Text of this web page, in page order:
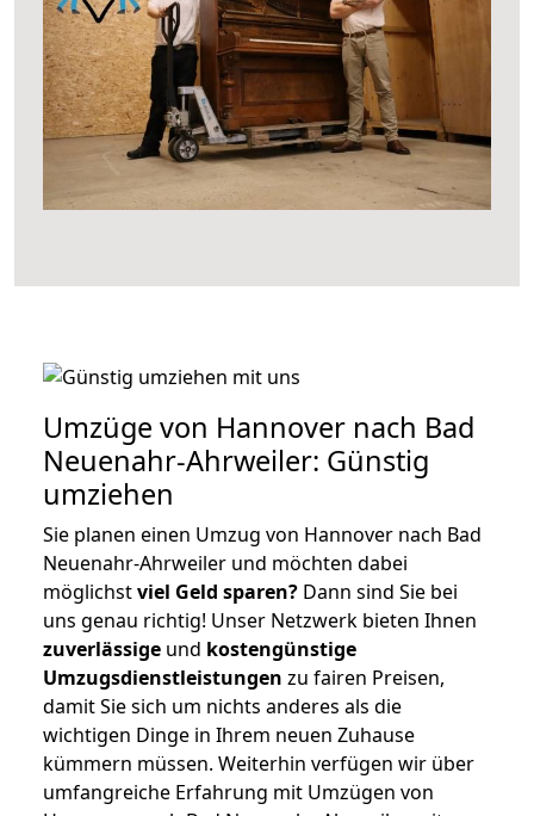
Umzüge von Hannover nach Bad
Neuenahr-Ahrweiler: Günstig
umziehen
Sie planen einen Umzug von Hannover nach Bad
Neuenahr-Ahrweiler und möchten dabei
möglichstviel Geld sparen? Dann sind Sie bei
uns genau richtig! Unser Netzwerk bieten Ihnen
zuverlässige und kostengünstige
Umzugsdienstleistungen zu fairen Preisen,
damit Sie sich um nichts anderes als die
wichtigen Dinge in Ihrem neuen Zuhause
kümmern müssen. Weiterhin verfügen wir über
umfangreiche Erfahrung mit Umzügen von